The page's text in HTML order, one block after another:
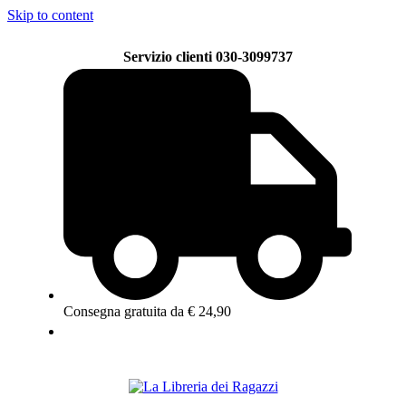
Skip to content
Servizio clienti 030-3099737
Consegna gratuita da € 24,90